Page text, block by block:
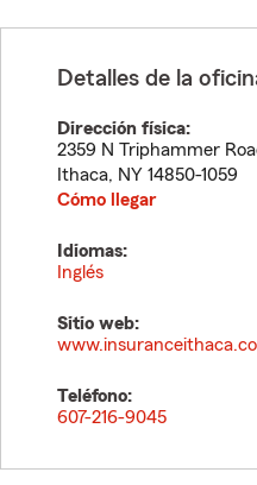
Detalles de la
Dirección física:
2359 N Triphammer
Ithaca, NY 14850-1059
Cómo llegar
Idiomas:
Inglés
Sitio web:
Teléfono:
607-216-9045